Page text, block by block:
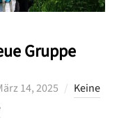
Gruppe
14, 2025
Keine